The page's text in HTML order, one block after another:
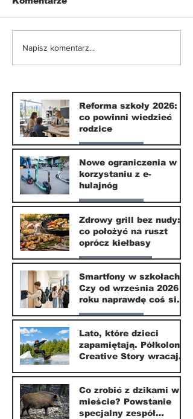
Nowe ograniczenia w
Napisz komentarz...
Reforma szkoły 2026:
co powinni wiedzieć
rodzice
Nasze miasto
10 lip
Nowe ograniczenia w
korzystaniu z e-
hulajnóg
Nasze miasto
3 lip
Zdrowy grill bez nudy:
co położyć na ruszt
oprócz kiełbasy
Zdrowie i uroda
1 lip
Smartfony w szkołach.
Czy od września 2026
roku naprawdę coś się
zmieni?
Nasze miasto
1 lip
Lato, które dzieci
zapamiętają. Półkolonie
Creative Story wracają
20 kwi
Co zrobić z dzikami w
mieście? Powstanie
specjalny zespół